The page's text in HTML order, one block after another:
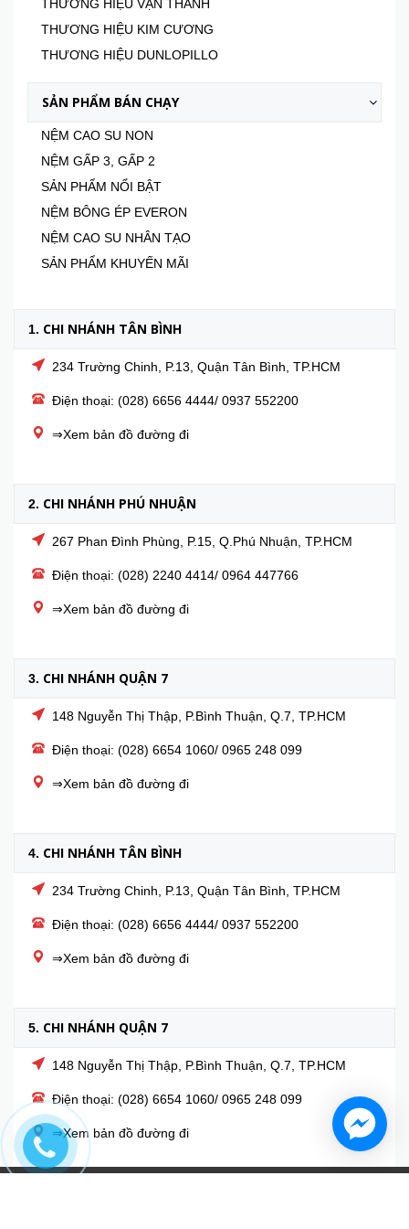
THƯƠNG HIỆU VẠN THÀNH
THƯƠNG HIỆU KIM CƯƠNG
THƯƠNG HIỆU DUNLOPILLO
SẢN PHẨM BÁN CHẠY
NỆM CAO SU NON
NỆM GẤP 3, GẤP 2
SẢN PHẨM NỔI BẬT
NỆM BÔNG ÉP EVERON
NỆM CAO SU NHÂN TẠO
SẢN PHẨM KHUYẾN MÃI
1. CHI NHÁNH TÂN BÌNH
234 Trường Chinh, P.13, Quận Tân Bình, TP.HCM
Điện thoại: (028) 6656 4444/ 0937 552200
⇒Xem bản đồ đường đi
2. CHI NHÁNH PHÚ NHUẬN
267 Phan Đình Phùng, P.15, Q.Phú Nhuận, TP.HCM
Điện thoại: (028) 2240 4414/ 0964 447766
⇒Xem bản đồ đường đi
3. CHI NHÁNH QUẬN 7
148 Nguyễn Thị Thập, P.Bình Thuận, Q.7, TP.HCM
Điện thoại: (028) 6654 1060/ 0965 248 099
⇒Xem bản đồ đường đi
4. CHI NHÁNH TÂN BÌNH
234 Trường Chinh, P.13, Quận Tân Bình, TP.HCM
Điện thoại: (028) 6656 4444/ 0937 552200
⇒Xem bản đồ đường đi
5. CHI NHÁNH QUẬN 7
148 Nguyễn Thị Thập, P.Bình Thuận, Q.7, TP.HCM
Điện thoại: (028) 6654 1060/ 0965 248 099
⇒Xem bản đồ đường đi